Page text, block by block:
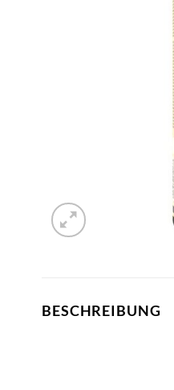
BESCHREIBUNG